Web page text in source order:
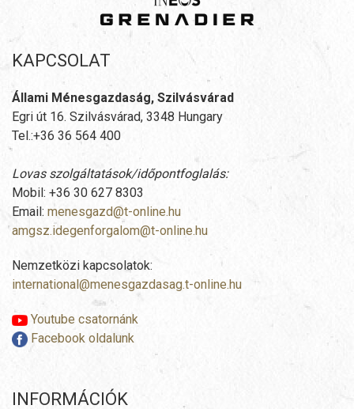
KAPCSOLAT
Állami Ménesgazdaság, Szilvásvárad
Egri út 16. Szilvásvárad, 3348 Hungary
Tel.:+36 36 564 400
Lovas szolgáltatások/időpontfoglalás:
Mobil: +36 30 627 8303
Email: menesgazd@t-online.hu
amgsz.idegenforgalom@t-online.hu
Nemzetközi kapcsolatok:
international@menesgazdasag.t-online.hu
Youtube csatornánk
Facebook oldalunk
INFORMÁCIÓK